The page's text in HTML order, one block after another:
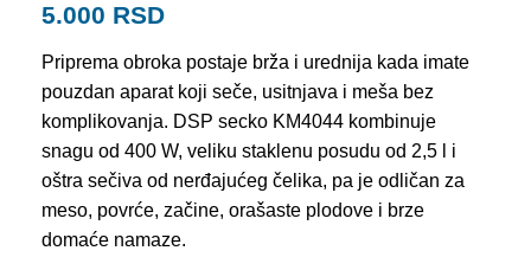
5.000 RSD
Priprema obroka postaje brža i urednija kada imate
pouzdan aparat koji seče, usitnjava i meša bez
komplikovanja. DSP secko KM4044 kombinuje
snagu od 400 W, veliku staklenu posudu od 2,5 l i
oštra sečiva od nerđajućeg čelika, pa je odličan za
meso, povrće, začine, orašaste plodove i brze
domaće namaze.